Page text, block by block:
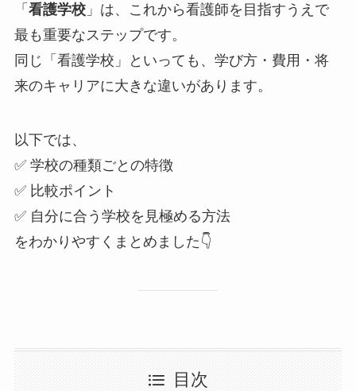
「 看護学校」は、これから看護師を目指すうえで
最も重要なステップです。
同じ「看護学校」といっても、学び方・費用・将
来のキャリアに大きな違いがあります。
以下では、
✅ 学校の種類ごとの特徴
✅ 比較ポイント
✅ 自分に合う学校を見極める方法
をわかりやすくまとめました👇
目次